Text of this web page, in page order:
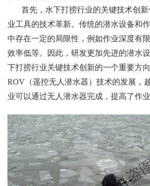
首先，水下打捞行业的关键技术创
业工具的技术革新。传统的潜水设备和
中存在一定的局限性，例如作业深度有
效率低等。因此，研发更加先进的潜水
下打捞行业关键技术创新的一个重要方
ROV（遥控无人潜水器）技术的发展，
业可以通过无人潜水器完成，提高了作